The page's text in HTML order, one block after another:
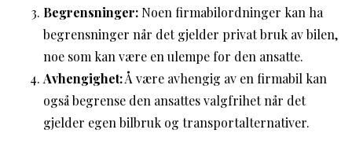
Begrensninger: Noen firmabilordninger kan ha
begrensninger når det gjelder privat bruk av bilen,
noe som kan være en ulempe for den ansatte.
Avhengighet:Å være avhengig av en firmabil kan
også begrense den ansattes valgfrihet når det
gjelder egen bilbruk og transportalternativer.